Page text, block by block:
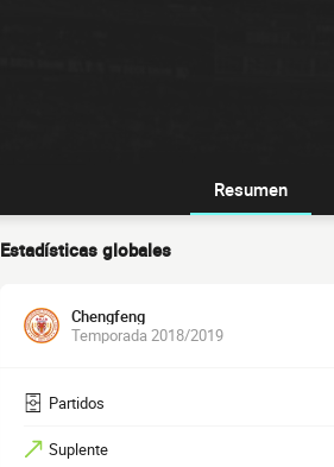
Resumen
Estadísticas globales
Chengfeng
Temporada 2018/2019
Partidos
Suplente